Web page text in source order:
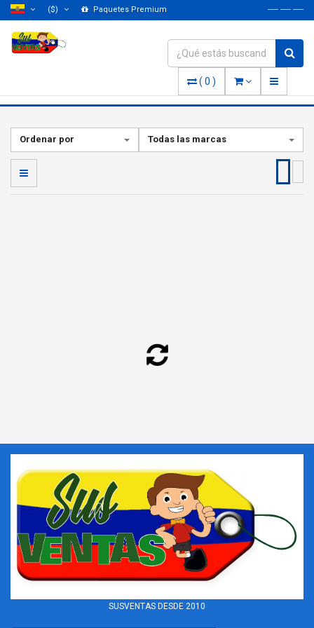
($) Paquetes Premium ----- ----- -----
( 0 )
Ordenar por Todas las marcas
SUSVENTAS DESDE 2010